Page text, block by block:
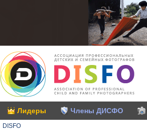
Лидеры Члены ДИСФО
DISFO